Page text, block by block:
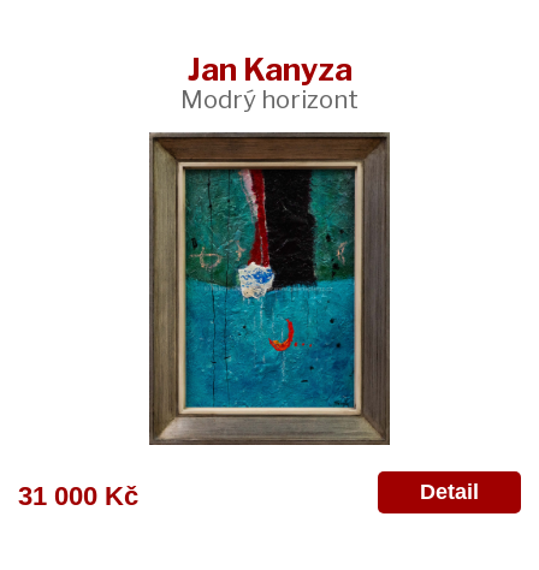
Jan Kanyza
Modrý horizont
31 000 Kč Detail